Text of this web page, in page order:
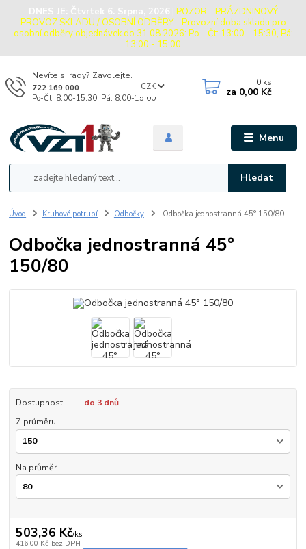
DNES JE: Čtvrtek 6. Srpna, 2026 | POZOR - PRÁZDNINOVÝ
PROVOZ SKLADU / OSOBNÍ ODBĚRY - Provozní doba skladu pro
osobní odběry objednávek do 31.08.2026: Po - Čt: 13:00 - 15:30, Pá:
13:00 - 15:00
Menu
CZK
Hledat
Nevíte si rady? Zavolejte.
722 169 000
Po-Čt: 8:00-15:30, Pá: 8:00-15:00
0 ks
za 0,00 Kč
Úvod Kruhové potrubí Odbočky Odbočka jednostranná 45° 150/80
Odbočka jednostranná 45°
150/80
Dostupnost
do 3 dnů
Z průměru
Na průměr
503,36 Kč/ks
416,00 Kč bez DPH